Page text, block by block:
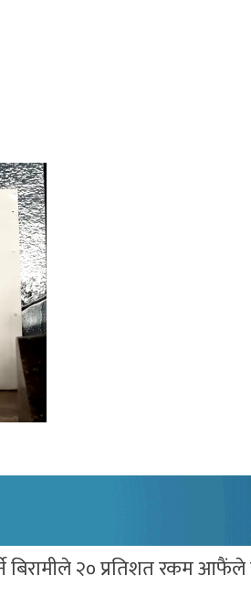
बिरामीले २० प्रतिशत रकम आफैंले